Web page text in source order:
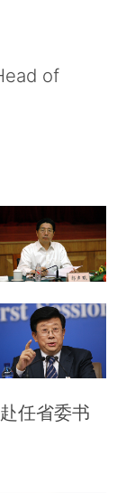
of
任省委书